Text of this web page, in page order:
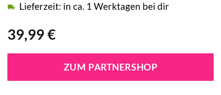
39,99 €
Lieferzeit: in ca. 1 Werktagen bei dir
ZUM PARTNERSHOP